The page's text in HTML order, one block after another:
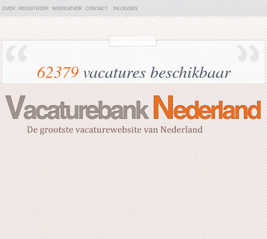
OVER REGISTREER WERKGEVER CONTACT INLOGGEN
62379vacatures beschikbaar